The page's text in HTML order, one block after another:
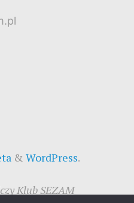
& WordPress.
Klub SEZAM